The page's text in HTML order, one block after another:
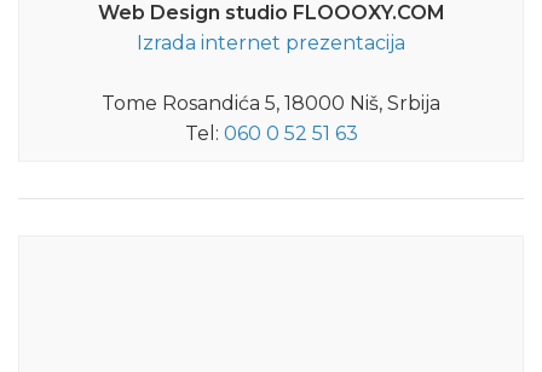
Web Design studio FLOOOXY.COM
Izrada internet prezentacija
Tome Rosandića 5, 18000 Niš, Srbija
Tel: 060 0 52 51 63